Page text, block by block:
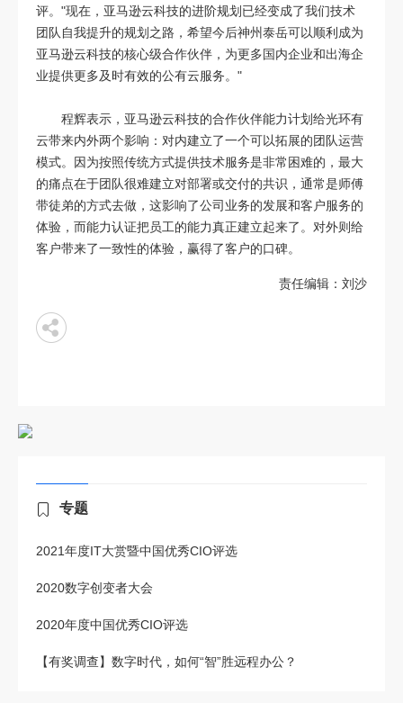
评。"现在，亚马逊云科技的进阶规划已经变成了我们技术
团队自我提升的规划之路，希望今后神州泰岳可以顺利成为
亚马逊云科技的核心级合作伙伴，为更多国内企业和出海企
业提供更多及时有效的公有云服务。"
程辉表示，亚马逊云科技的合作伙伴能力计划给光环有
云带来内外两个影响：对内建立了一个可以拓展的团队运营
模式。因为按照传统方式提供技术服务是非常困难的，最大
的痛点在于团队很难建立对部署或交付的共识，通常是师傅
带徒弟的方式去做，这影响了公司业务的发展和客户服务的
体验，而能力认证把员工的能力真正建立起来了。对外则给
客户带来了一致性的体验，赢得了客户的口碑。
责任编辑：刘沙
专题
2021年度IT大赏暨中国优秀CIO评选
2020数字创变者大会
2020年度中国优秀CIO评选
【有奖调查】数字时代，如何“智”胜远程办公？